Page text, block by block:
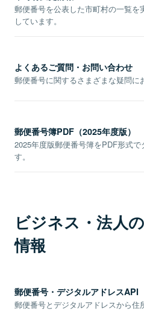
郵便番号を公表した市町村の一覧を
しています。
よくあるご質問・お問い合わせ
郵便番号に関するさまざまな疑問に
郵便番号簿PDF（2025年度版）
2025年度版郵便番号簿をPDF形式で
す。
ビジネス・法人
情報
郵便番号・デジタルアドレスAPI
郵便番号とデジタルアドレスから住